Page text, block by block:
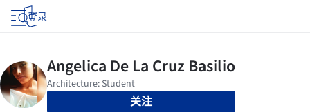
登录
关注